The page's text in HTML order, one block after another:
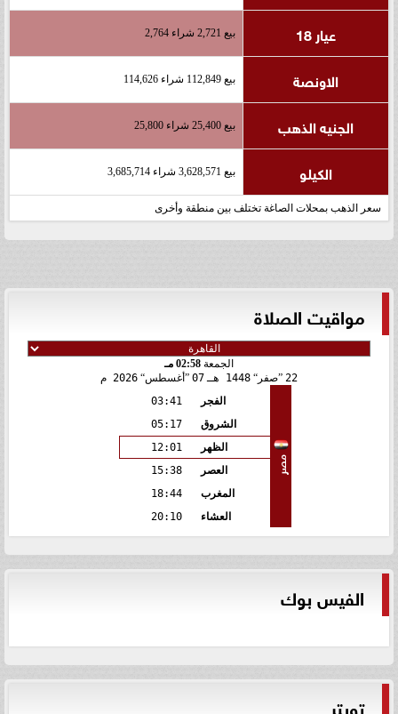
عيار 18 بيع 2,721 شراء 2,764
الاونصة بيع 112,849 شراء 114,626
الجنيه الذهب بيع 25,400 شراء 25,800
الكيلو بيع 3,628,571 شراء 3,685,714
سعر الذهب بمحلات الصاغة تختلف بين منطقة وأخرى
مواقيت الصلاة
الجمعة 02:58 مـ
22 صفر 1448 هـ 07 أغسطس 2026 م
مصر
الفجر
03:41
الشروق
05:17
الظهر
12:01
العصر
15:38
المغرب
18:44
العشاء
20:10
الفيس بوك
تويتر